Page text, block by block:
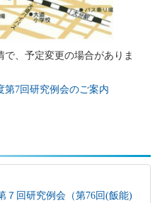
、予定変更の場合がありま
第7回研究例会のご案内
７回研究例会（第76回(飯能)